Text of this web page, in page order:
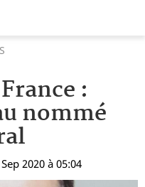
:
nommé
2020 à 05:04